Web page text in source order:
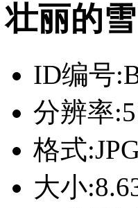
壮丽的
ID编号:
分辨率:
格式:
大小: